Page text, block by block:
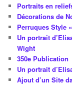
Portraits en
Décorations de
Perruques Style
Un portrait
Wight
350e Publication
Un portrait
Ajout d’un Site